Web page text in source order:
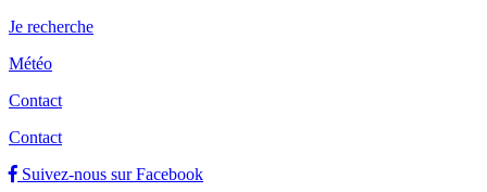
Je recherche
Météo
Contact
Contact
Suivez-nous sur Facebook